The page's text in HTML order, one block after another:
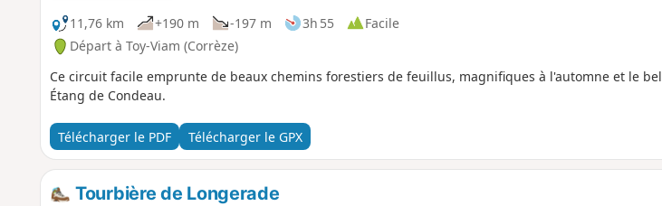
11,76 km
+190 m -197 m 3h 55
Facile
Départ à Toy-Viam (Corrèze)
Ce circuit facile emprunte de beaux chemins forestiers de feuillus, magnifiques à l'automne et le bel
Étang de Condeau.
Télécharger le PDF Télécharger le GPX
Tourbière de Longerade